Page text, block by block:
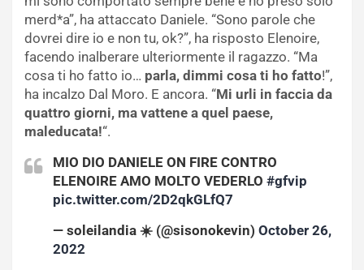
merd*a”, ha attaccato Daniele. “Sono parole che
dovrei dire io e non tu, ok?”, ha risposto Elenoire,
facendo inalberare ulteriormente il ragazzo. “Ma
cosa ti ho fatto io… parla, dimmi cosa ti ho fatto!”,
ha incalzo Dal Moro. E ancora. “Mi urli in faccia da
quattro giorni, ma vattene a quel paese,
maleducata!“.
MIO DIO DANIELE ON FIRE CONTRO
ELENOIRE AMO MOLTO VEDERLO #gfvip
pic.twitter.com/2D2qkGLfQ7
— soleilandia ☀️ (@sisonokevin) October 26,
2022